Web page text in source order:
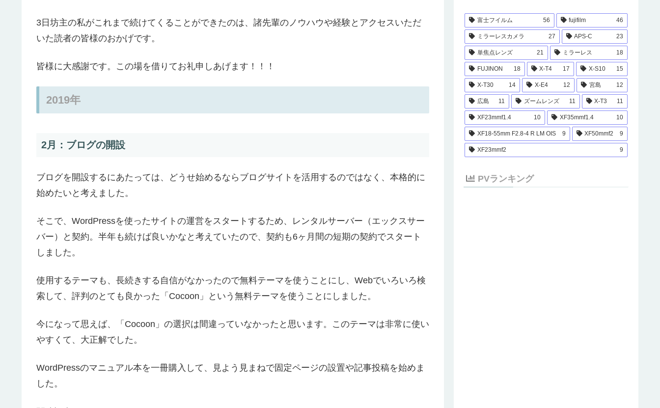
3日坊主の私がこれまで続けてくることができたのは、諸先輩のノウハウや経験とアクセスいただ
いた読者の皆様のおかげです。
皆様に大感謝です。この場を借りてお礼申しあげます！！！
2019年
2月：ブログの開設
ブログを開設するにあたっては、どうせ始めるならブログサイトを活用するのではなく、本格的に
始めたいと考えました。
そこで、WordPressを使ったサイトの運営をスタートするため、レンタルサーバー（エックスサー
バー）と契約。半年も続けば良いかなと考えていたので、契約も6ヶ月間の短期の契約でスタート
しました。
使用するテーマも、長続きする自信がなかったので無料テーマを使うことにし、Webでいろいろ検
索して、評判のとても良かった「Cocoon」という無料テーマを使うことにしました。
今になって思えば、「Cocoon」の選択は間違っていなかったと思います。このテーマは非常に使い
やすくて、大正解でした。
WordPressのマニュアル本を一冊購入して、見よう見まねで固定ページの設置や記事投稿を始めま
した。
富士フイルム 56 fujifilm 46
ミラーレスカメラ 27 APS-C 23
単焦点レンズ 21 ミラーレス 18
FUJINON 18 X-T4 17 X-S10 15
X-T30 14 X-E4 12 宮島 12
広島 11 ズームレンズ 11 X-T3 11
XF23mmf1.4 10 XF35mmf1.4 10
XF18-55mm F2.8-4 R LM OIS 9 XF50mmf2 9
XF23mmf2 9
PVランキング